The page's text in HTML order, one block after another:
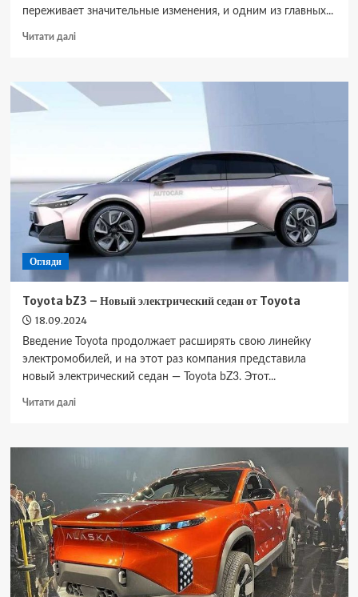
переживает значительные изменения, и одним из главных...
Читати даліДокладніше
Crosstrek
EV
кроссовера
Огляди
Toyota bZ3 – Новый электрический седан от Toyota
18.09.2024
Введение Toyota продолжает расширять свою линейку
электромобилей, и на этот раз компания представила
новый электрический седан — Toyota bZ3. Этот...
Читати даліДокладніше
bZ3
электрический
седан
от
Toyota